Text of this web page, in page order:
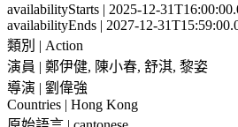
availabilityStarts | 2025-12-
availabilityEnds | 2027-12-
類別 | Action
演員 | 鄭伊健, 陳小春, 舒淇, 黎姿
導演 | 劉偉強
Countries | Hong Kong